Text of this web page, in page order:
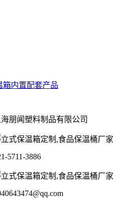
箱内置配套产品
海朋闻塑料制品有限公司
5711-3886